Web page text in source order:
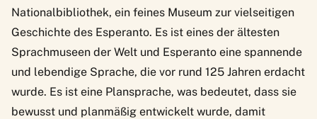
Nationalbibliothek, ein feines Museum zur vielseitigen
Geschichte des Esperanto. Es ist eines der ältesten
Sprachmuseen der Welt und Esperanto eine spannende
und lebendige Sprache, die vor rund 125 Jahren erdacht
wurde. Es ist eine Plansprache, was bedeutet, dass sie
bewusst und planmäßig entwickelt wurde, damit